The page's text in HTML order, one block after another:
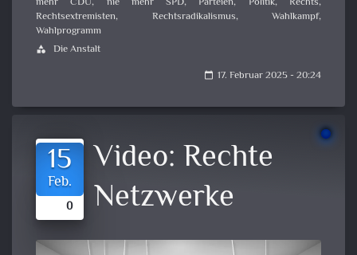
Rechtsextremisten, Rechtsradikalismus, Wahlkampf,
Wahlprogramm
category Die Anstalt
calendar_today 17. Februar 2025 - 20:24
15
Feb.
0
Video: Rechte
Netzwerke